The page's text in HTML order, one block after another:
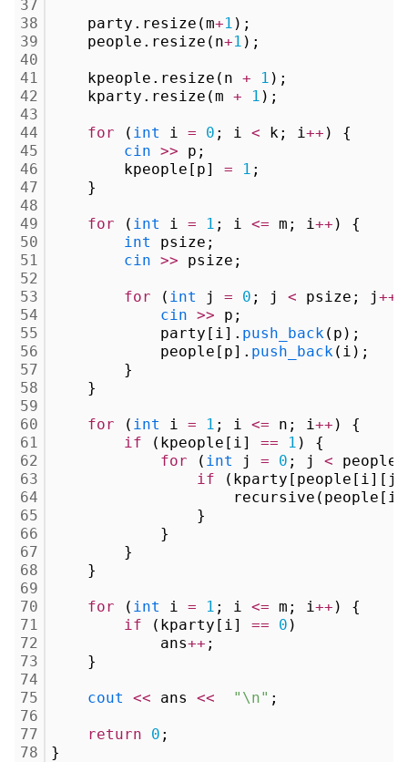
37
38
39
40
41
42
43
44
45
46
47
48
49
50
51
52
53
54
55
56
57
58
59
60
61
62
63
64
65
66
67
68
69
70
71
72
73
74
75
76
77
78
party.resize(m+1 );
people.resize(n+1 );
kpeople.resize(n + 1 );
kparty.resize(m + 1 );
for ( int i = 0 ; i < k; i ++ ) {
cin >> p;
kpeople[p] = 1 ;
}
for ( int i = 1 ; i <= m; i ++ ) {
int
psize;
cin >> psize;
for ( int j = 0 ; j < psize; j++
cin >> p;
party[i]. push_back (p);
people[p]. push_back (i);
}
}
for ( int i = 1 ; i <= n; i ++ ) {
if (kpeople[i] == 1 ) {
for ( int j = 0 ; j <
if
}
}
}
}
for ( int i = 1 ; i <= m; i ++ ) {
if (kparty[i] == 0 )
ans++ ;
}
cout << ans << "\n" ;
return 0 ;
}